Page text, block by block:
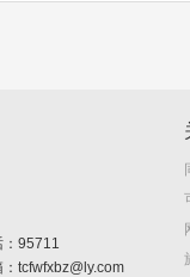
：95711
tcfwfxbz@ly.com